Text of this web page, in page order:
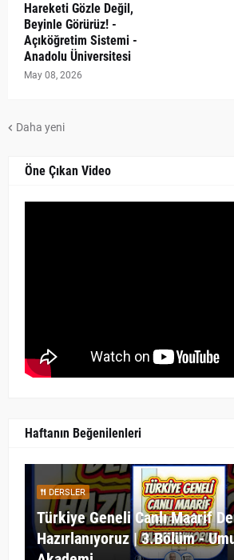
Hareketi Gözle Değil,
Beyinle Görürüz! -
Açıköğretim Sistemi -
Anadolu Üniversitesi
May 08, 2026
Daha yeni
Öne Çıkan Video
Haftanın Beğenilenleri
DERSLER
Türkiye Geneli Canlı Maarif
Hazırlanıyoruz | 3.Bölüm -